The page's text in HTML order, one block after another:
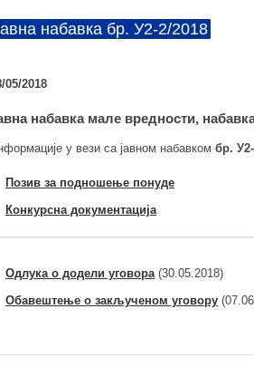
набавка бр. У2-2/2018
05/2018
набавка мале вредности,
у вези са јавном набавком бр.
Позив за подношење понуде
Конкурсна документација
Одлука о додели уговора(30.05.2018)
Обавештење о закљученом уговору